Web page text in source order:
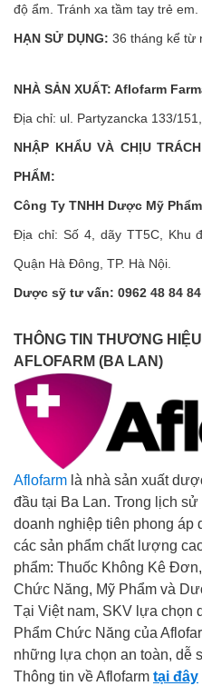
độ ẩm. Tránh xa tầm tay trẻ em.
HẠN SỬ DỤNG: 36 tháng kể từ
NHÀ SẢN XUẤT: Aflofarm
Địa chỉ: ul. Partyzancka 133/
NHẬP KHẨU VÀ CHỊU
PHẨM:
Công Ty TNHH Dược Mỹ
Địa chỉ: Số 4, dãy TT5C, Khu
Quận Hà Đông, TP. Hà Nội.
Dược sỹ tư vấn: 0962 48 84 84
THÔNG TIN THƯƠNG HIỆU
AFLOFARM (BA LAN)
Aflofarm là nhà sản xuất
đầu tại Ba Lan. Trong lịch
doanh nghiệp tiên phong áp
các sản phẩm chất lượng
phẩm: Thuốc Không Kê
Chức Năng, Mỹ Phẩm và
Tại Việt nam, SKV lựa chọn
Phẩm Chức Năng của
những lựa chọn an toàn, dễ
Thông tin về Aflofarm tại đây